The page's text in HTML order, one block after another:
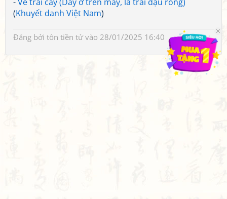
(Khuyết danh Việt Nam)
Đăng bởi tôn tiền tửvào 28/01/2025 16:40